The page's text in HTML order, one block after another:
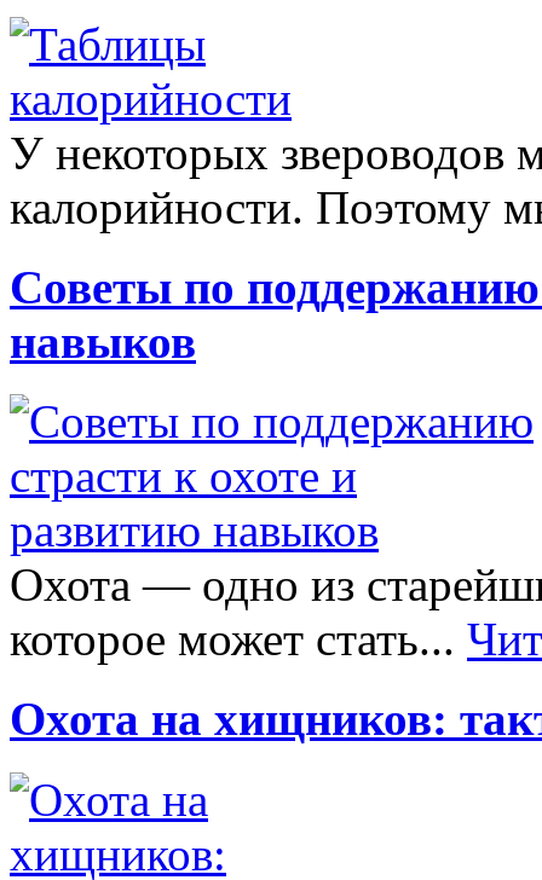
У некоторых звероводов
калорийности. Поэтому
Советы по поддержанию
навыков
Охота — одно из
которое может стать...
Охота на хищников: